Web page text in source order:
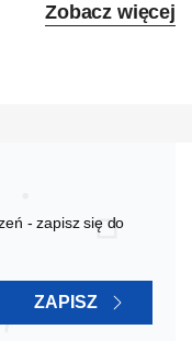
Zobacz więcej
- zapisz się do
ZAPISZ